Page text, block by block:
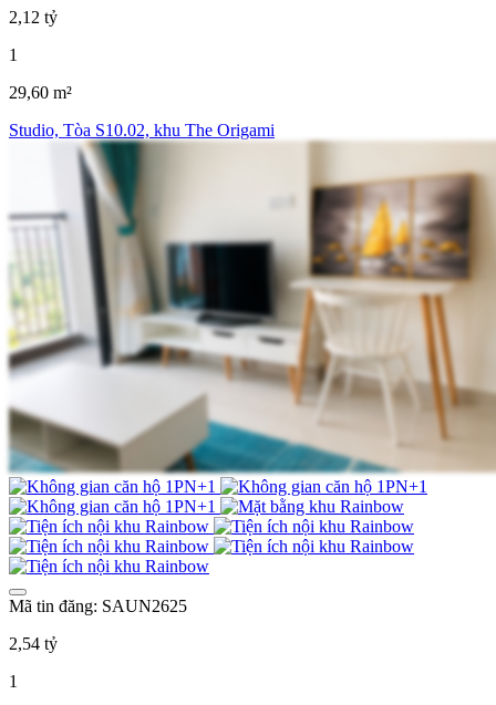
2,12 tỷ
1
29,60 m²
Studio, Tòa S10.02, khu The Origami
Mã tin đăng: SAUN2625
2,54 tỷ
1